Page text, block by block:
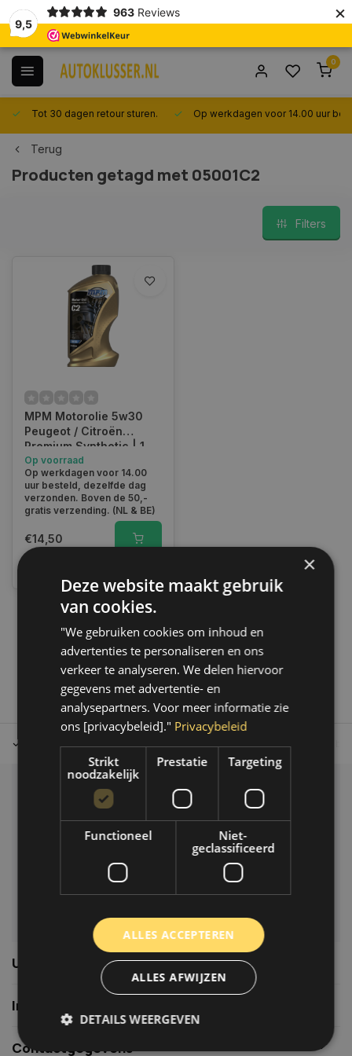
9,5
963 Reviews ×
0
Tot 30 dagen retour sturen. Op werkdagen voor 14.00 uur
Terug
Producten getagd met 05001C2
Filters
MPM Motorolie 5w30
Peugeot / Citroën
Premium Synthetic | 1
Liter | 05001C2
Op voorraad
Op werkdagen voor 14.00
uur besteld, dezelfde dag
verzonden. Boven de 50,-
gratis verzending. (NL & BE)
€14,50
1
Tot 30 dagen retour sturen. Op werkdagen voor 14.00 uur
Klantenservice
Veelgestelde vragen
06-39119169
info@autoklusser.nl
Usefull links
Informatie
Contactgegevens
×
Deze website maakt gebruik
van cookies.
"We gebruiken cookies om inhoud en
advertenties te personaliseren en ons
verkeer te analyseren. We delen hiervoor
gegevens met advertentie- en
analysepartners. Voor meer informatie zie
ons [privacybeleid]." Privacybeleid
Strikt
noodzakelijk
Prestatie Targeting
Functioneel
Niet-
geclassificeerd
ALLES ACCEPTEREN
ALLES AFWIJZEN
DETAILS WEERGEVEN